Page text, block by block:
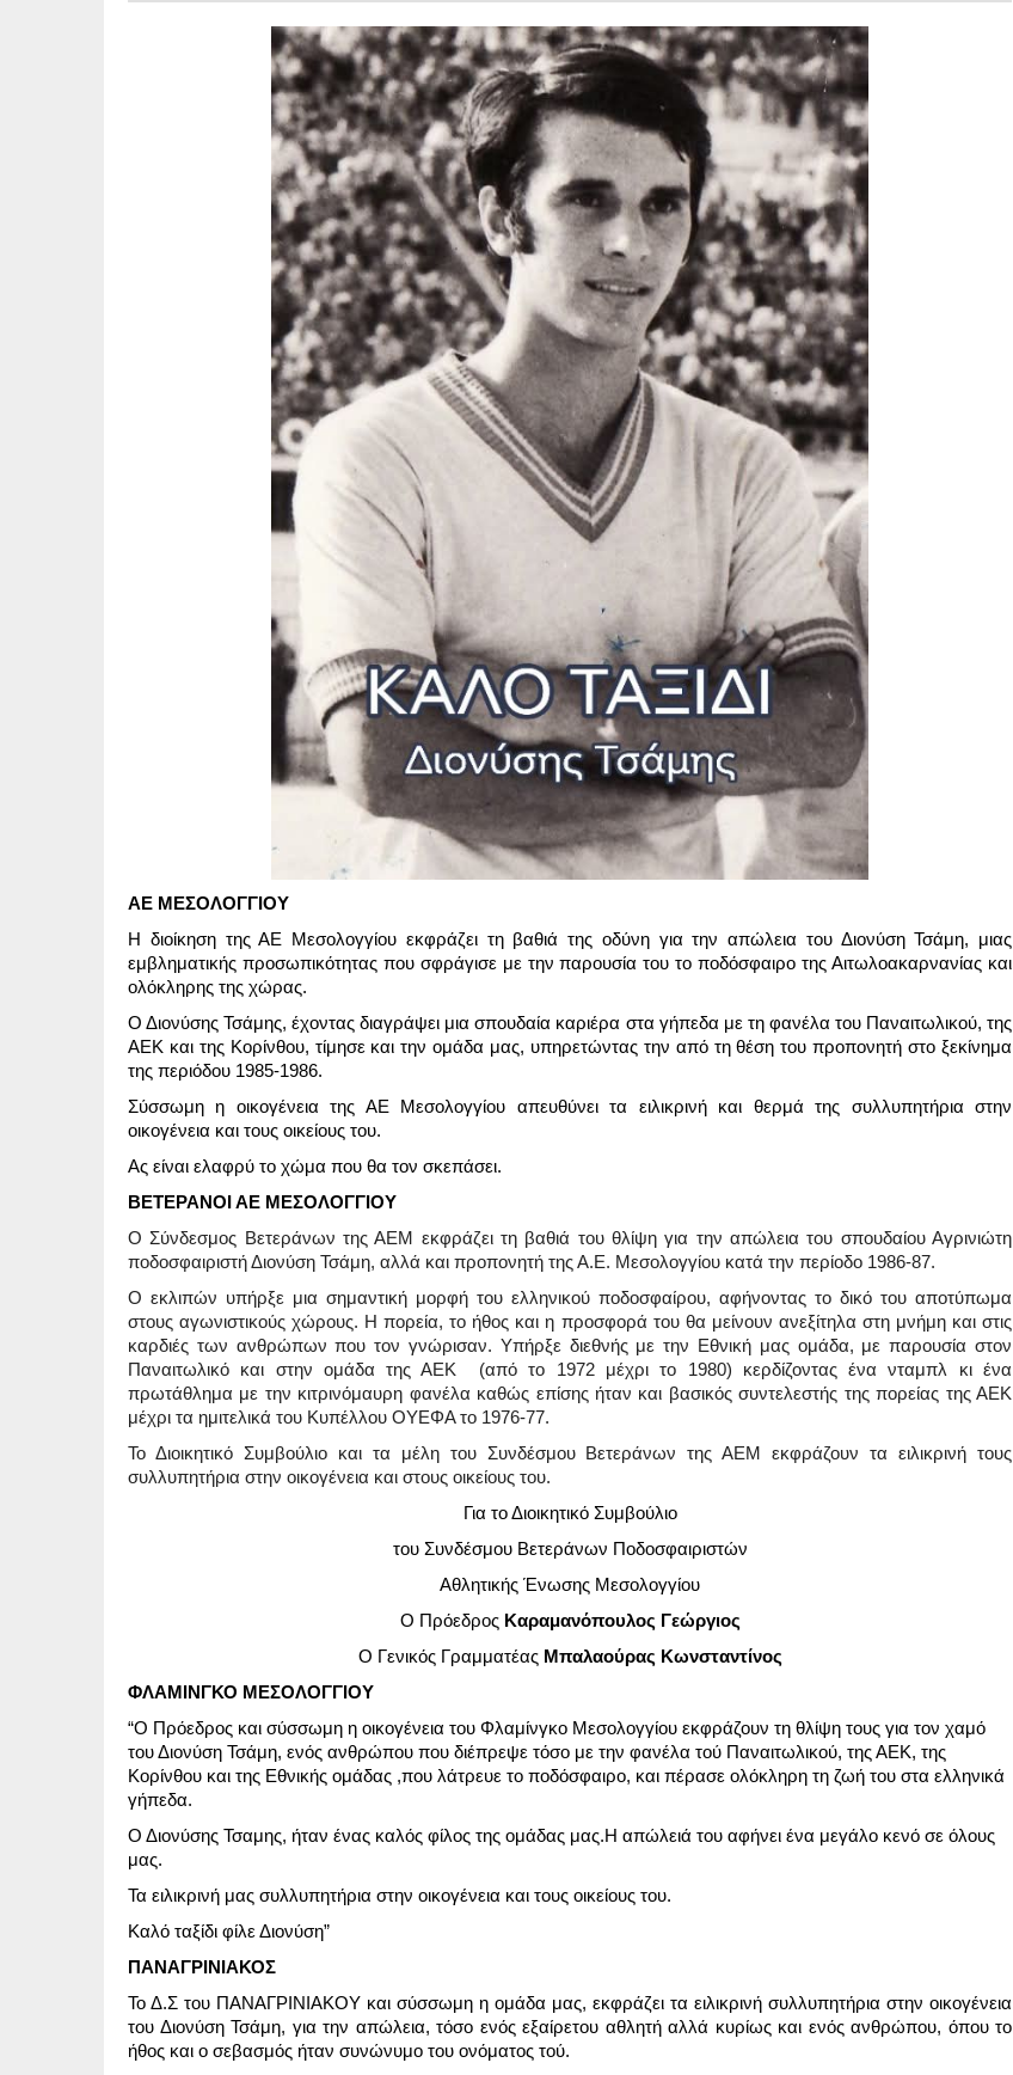
ΑΕ ΜΕΣΟΛΟΓΓΙΟΥ
Η διοίκηση της ΑΕ Μεσολογγίου εκφράζει τη βαθιά της οδύνη για την απώλεια του Διονύση Τσάμη, μιας
εμβληματικής προσωπικότητας που σφράγισε με την παρουσία του το ποδόσφαιρο της Αιτωλοακαρνανίας και
ολόκληρης της χώρας.
Ο Διονύσης Τσάμης, έχοντας διαγράψει μια σπουδαία καριέρα στα γήπεδα με τη φανέλα του Παναιτωλικού, της
ΑΕΚ και της Κορίνθου, τίμησε και την ομάδα μας, υπηρετώντας την από τη θέση του προπονητή στο ξεκίνημα
της περιόδου 1985-1986.
Σύσσωμη η οικογένεια της ΑΕ Μεσολογγίου απευθύνει τα ειλικρινή και θερμά της συλλυπητήρια στην
οικογένεια και τους οικείους του.
Ας είναι ελαφρύ το χώμα που θα τον σκεπάσει.
ΒΕΤΕΡΑΝΟΙ ΑΕ ΜΕΣΟΛΟΓΓΙΟΥ
Ο Σύνδεσμος Βετεράνων της ΑΕΜ εκφράζει τη βαθιά του θλίψη για την απώλεια του σπουδαίου Αγρινιώτη
ποδοσφαιριστή Διονύση Τσάμη, αλλά και προπονητή της Α.Ε. Μεσολογγίου κατά την περίοδο 1986-87.
Ο εκλιπών υπήρξε μια σημαντική μορφή του ελληνικού ποδοσφαίρου, αφήνοντας το δικό του αποτύπωμα
στους αγωνιστικούς χώρους. Η πορεία, το ήθος και η προσφορά του θα μείνουν ανεξίτηλα στη μνήμη και στις
καρδιές των ανθρώπων που τον γνώρισαν. Υπήρξε διεθνής με την Εθνική μας ομάδα, με παρουσία στον
Παναιτωλικό και στην ομάδα της ΑΕΚ (από το 1972 μέχρι το 1980) κερδίζοντας ένα νταμπλ κι ένα
πρωτάθλημα με την κιτρινόμαυρη φανέλα καθώς επίσης ήταν και βασικός συντελεστής της πορείας της ΑΕΚ
μέχρι τα ημιτελικά του Κυπέλλου ΟΥΕΦΑ το 1976-77.
Το Διοικητικό Συμβούλιο και τα μέλη του Συνδέσμου Βετεράνων της ΑΕΜ εκφράζουν τα ειλικρινή τους
συλλυπητήρια στην οικογένεια και στους οικείους του.
Για το Διοικητικό Συμβούλιο
του Συνδέσμου Βετεράνων Ποδοσφαιριστών
Αθλητικής Ένωσης Μεσολογγίου
Ο Πρόεδρος Καραμανόπουλος Γεώργιος
Ο Γενικός Γραμματέας Μπαλαούρας Κωνσταντίνος
ΦΛΑΜΙΝΓΚΟ ΜΕΣΟΛΟΓΓΙΟΥ
“Ο Πρόεδρος και σύσσωμη η οικογένεια του Φλαμίνγκο Μεσολογγίου εκφράζουν τη θλίψη τους για τον χαμό
του Διονύση Τσάμη, ενός ανθρώπου που διέπρεψε τόσο με την φανέλα τού Παναιτωλικού, της ΑΕΚ, της
Κορίνθου και της Εθνικής ομάδας ,που λάτρευε το ποδόσφαιρο, και πέρασε ολόκληρη τη ζωή του στα ελληνικά
γήπεδα.
Ο Διονύσης Τσαμης, ήταν ένας καλός φίλος της ομάδας μας.Η απώλειά του αφήνει ένα μεγάλο κενό σε όλους
μας.
Τα ειλικρινή μας συλλυπητήρια στην οικογένεια και τους οικείους του.
Καλό ταξίδι φίλε Διονύση”
ΠΑΝΑΓΡΙΝΙΑΚΟΣ
Το Δ.Σ του ΠΑΝΑΓΡΙΝΙΑΚΟΥ και σύσσωμη η ομάδα μας, εκφράζει τα ειλικρινή συλλυπητήρια στην οικογένεια
του Διονύση Τσάμη, για την απώλεια, τόσο ενός εξαίρετου αθλητή αλλά κυρίως και ενός ανθρώπου, όπου το
ήθος και ο σεβασμός ήταν συνώνυμο του ονόματος τού.